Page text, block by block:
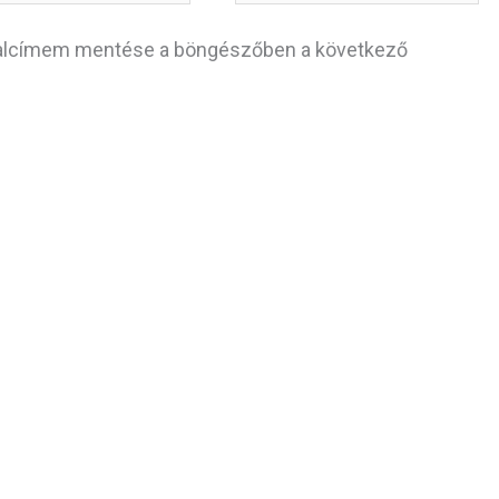
mentése a böngészőben a következő